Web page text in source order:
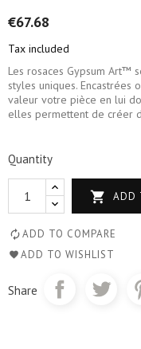
€67.68
Tax included
Les rosaces Gypsum Art™
styles uniques. Encastrées
valeur votre pièce en lui
elles permettent de créer
Quantity
 ADD
ADD TO COMPARE
ADD TO WISHLIST
Share